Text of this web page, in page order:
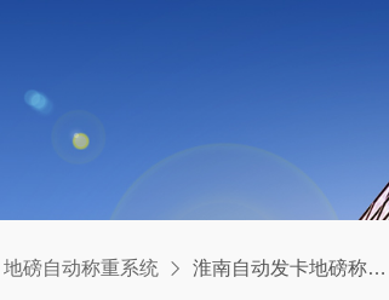
地磅自动称重系统 淮南自动发卡地磅称重系统供应